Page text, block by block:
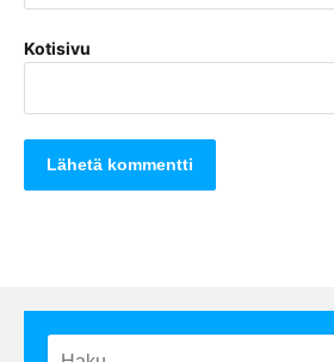
Kotisivu